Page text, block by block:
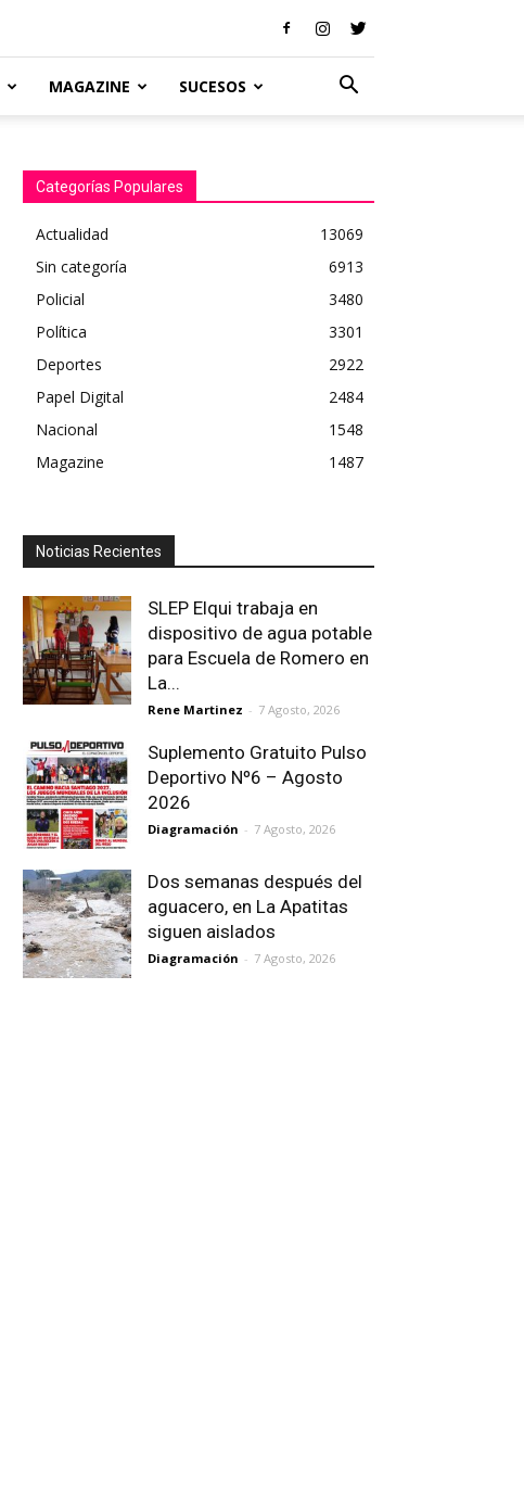
MAGAZINE SUCESOS
Categorías Populares
Actualidad
13069
Sin categoría
6913
Policial
3480
Política
3301
Deportes
2922
Papel Digital
2484
Nacional
1548
Magazine
1487
Noticias Recientes
SLEP Elqui trabaja en
dispositivo de agua potable
para Escuela de Romero en
La...
Rene Martinez - 7 Agosto, 2026
Suplemento Gratuito Pulso
Deportivo Nº6 – Agosto
2026
Diagramación - 7 Agosto, 2026
Dos semanas después del
aguacero, en La Apatitas
siguen aislados
Diagramación - 7 Agosto, 2026